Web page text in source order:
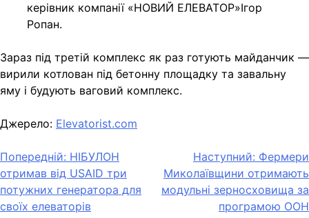
керівник компанії «НОВИЙ ЕЛЕВАТОР»Ігор
Ропан.
Зараз під третій комплекс як раз готують майданчик —
вирили котлован під бетонну площадку та завальну
яму і будують ваговий комплекс.
Джерело: Elevatorist.com
Навігація
записів
Попередній: НІБУЛОН
отримав від USAID три
потужних генератора для
своїх елеваторів
Наступний: Фермери
Миколаївщини отримають
модульні зерносховища за
програмою ООН